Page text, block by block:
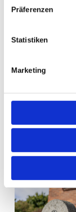
Präferenzen
Statistiken
Marketing